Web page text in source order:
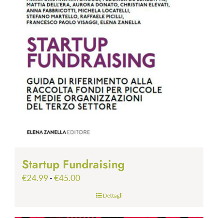
Startup Fundraising
€24.99-€45.00Fascia
Dettagli